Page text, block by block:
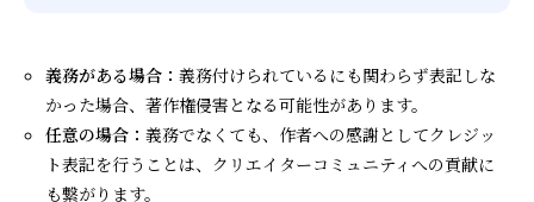
義務がある場合：義務付けられているにも関わらず表記しな
かった場合、著作権侵害となる可能性があります。
任意の場合：義務でなくても、作者への感謝としてクレジッ
ト表記を行うことは、クリエイターコミュニティへの貢献に
も繋がります。